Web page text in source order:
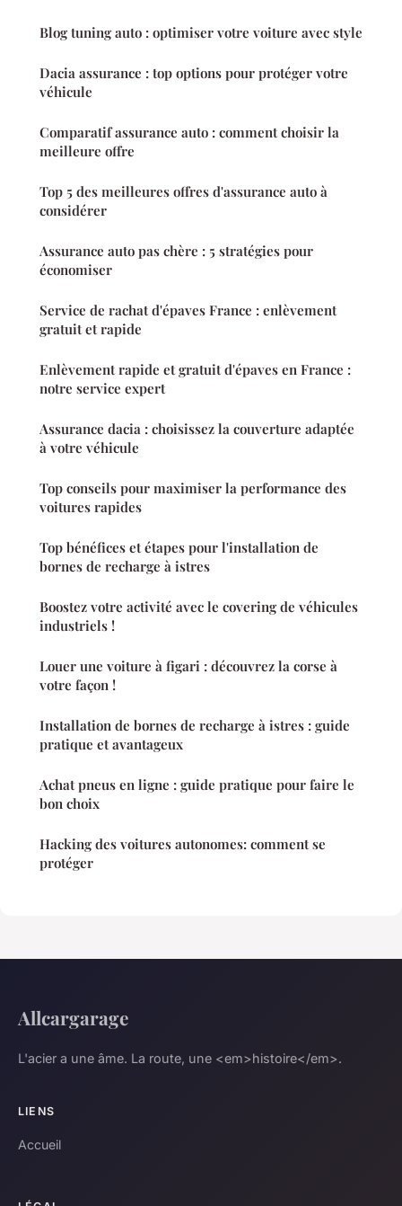
Blog tuning auto : optimiser votre voiture avec style
Dacia assurance : top options pour protéger votre
véhicule
Comparatif assurance auto : comment choisir la
meilleure offre
Top 5 des meilleures offres d'assurance auto à
considérer
Assurance auto pas chère : 5 stratégies pour
économiser
Service de rachat d'épaves France : enlèvement
gratuit et rapide
Enlèvement rapide et gratuit d'épaves en France :
notre service expert
Assurance dacia : choisissez la couverture adaptée
à votre véhicule
Top conseils pour maximiser la performance des
voitures rapides
Top bénéfices et étapes pour l'installation de
bornes de recharge à istres
Boostez votre activité avec le covering de véhicules
industriels !
Louer une voiture à figari : découvrez la corse à
votre façon !
Installation de bornes de recharge à istres : guide
pratique et avantageux
Achat pneus en ligne : guide pratique pour faire le
bon choix
Hacking des voitures autonomes: comment se
protéger
Allcargarage
L'acier a une âme. La route, une <em>histoire</em>.
LIENS
Accueil